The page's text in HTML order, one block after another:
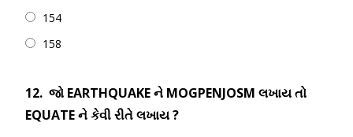
154
158
12. જો EARTHQUAKE ને MOGPENJOSM લખાય તો
EQUATE ને કેવી રીતે લખાય ?